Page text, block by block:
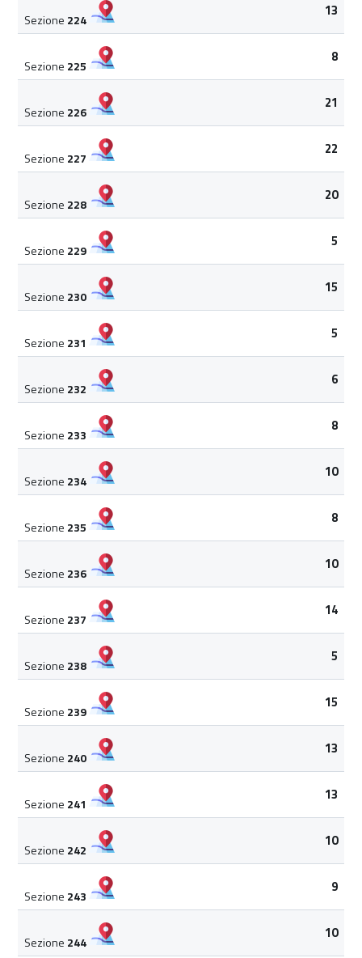
Sezione 224
13
Sezione 225
8
Sezione 226
21
Sezione 227
22
Sezione 228
20
Sezione 229
5
Sezione 230
15
Sezione 231
5
Sezione 232
6
Sezione 233
8
Sezione 234
10
Sezione 235
8
Sezione 236
10
Sezione 237
14
Sezione 238
5
Sezione 239
15
Sezione 240
13
Sezione 241
13
Sezione 242
10
Sezione 243
9
Sezione 244
10